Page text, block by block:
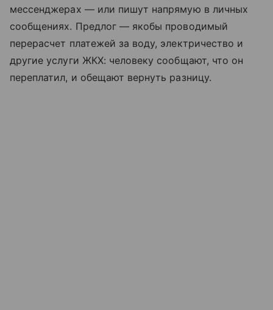
мессенджерах — или пишут напрямую в личных
сообщениях. Предлог — якобы проводимый
перерасчет платежей за воду, электричество и
другие услуги ЖКХ: человеку сообщают, что он
переплатил, и обещают вернуть разницу.